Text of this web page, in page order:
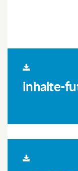
inhalte-